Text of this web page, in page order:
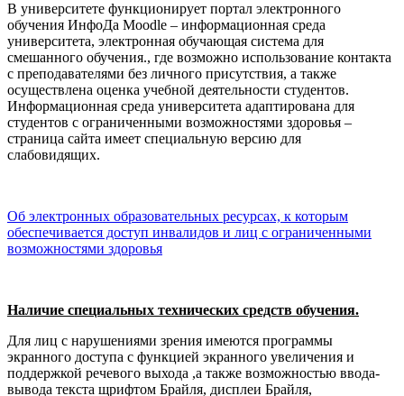
В университете функционирует портал электронного
обучения ИнфоДа Moodle – информационная среда
университета, электронная обучающая система для
смешанного обучения., где возможно использование контакта
с преподавателями без личного присутствия, а также
осуществлена оценка учебной деятельности студентов.
Информационная среда университета адаптирована для
студентов с ограниченными возможностями здоровья –
страница сайта имеет специальную версию для
слабовидящих.
Об электронных образовательных ресурсах, к которым
обеспечивается доступ инвалидов и лиц с ограниченными
возможностями здоровья
Наличие специальных технических средств обучения.
Для лиц с нарушениями зрения имеются программы
экранного доступа с функцией экранного увеличения и
поддержкой речевого выхода ,а также возможностью ввода-
вывода текста щрифтом Брайля, дисплеи Брайля,